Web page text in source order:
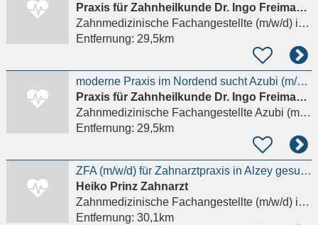
Praxis für Zahnheilkunde Dr. Ingo Freimann und Dr. Marion Lund
Zahnmedizinische Fachangestellte (m/w/d)in Frankfurt am Main
Entfernung: 29,5km
moderne Praxis im Nordend sucht Azubi (m/w/d)
Praxis für Zahnheilkunde Dr. Ingo Freimann und Dr. Marion Lund
Zahnmedizinische Fachangestellte Azubi (m/w/d)
Entfernung: 29,5km
ZFA (m/w/d) für Zahnarztpraxis in Alzey gesucht!
Heiko Prinz Zahnarzt
Zahnmedizinische Fachangestellte (m/w/d)in Alzey
Entfernung: 30,1km